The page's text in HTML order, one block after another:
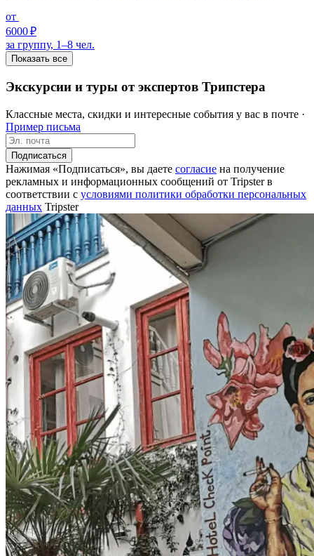
от
6000 ₽
за группу, 1–8 чел.
Показать все
Экскурсии и туры от экспертов Трипстера
Классные места, скидки и интересные события у вас в почте ·
Пример письма
Подписаться
Нажимая «Подписаться», вы даете согласие на получение
рекламных и информационных сообщений от Tripster в
соответствии c условиями политики обработки персональных
данных Tripster